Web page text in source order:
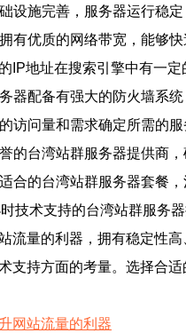
设施完善，服务器运行稳
有优质的网络带宽，能够
IP地址在搜索引擎中有一
器配备有强大的防火墙系
访问量和需求确定所需的
的台湾站群服务器提供商
合的台湾站群服务器套餐
技术支持的台湾站群服务
流量的利器，拥有稳定性
支持方面的考量。选择合
网站流量的利器